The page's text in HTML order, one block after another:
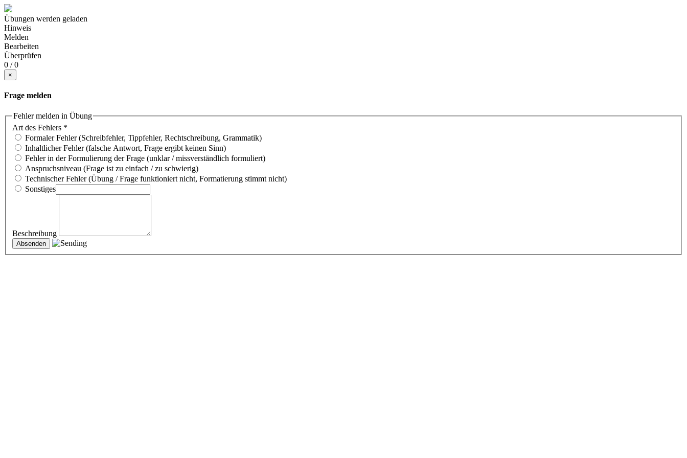
Übungen werden geladen
Hinweis
Melden
Bearbeiten
Überprüfen
0 / 0
×
Frage melden
Fehler melden in Übung
Art des Fehlers *
Formaler Fehler (Schreibfehler, Tippfehler, Rechtschreibung, Grammatik)
Inhaltlicher Fehler (falsche Antwort, Frage ergibt keinen Sinn)
Fehler in der Formulierung der Frage (unklar / missverständlich formuliert)
Anspruchsniveau (Frage ist zu einfach / zu schwierig)
Technischer Fehler (Übung / Frage funktioniert nicht, Formatierung stimmt nicht)
Sonstiges
Beschreibung